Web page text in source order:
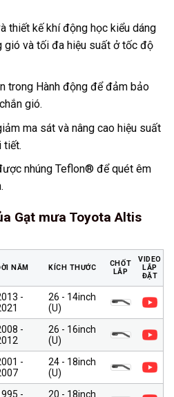
thiết kế khí động học kiểu dáng
gió và tối đa hiệu suất ở tốc độ
trong Hành động để đảm bảo
gió.
ma sát và nâng cao hiệu suất
tiết.
nhúng Teflon® để quét êm
Gạt mưa Toyota Altis
NĂM KÍCH THƯỚC
CHỐT
LẮP
VIDEO
LẮP
ĐẶT
-
26 - 14inch
(U)
-
26 - 16inch
(U)
-
24 - 18inch
(U)
- 20 - 18inch